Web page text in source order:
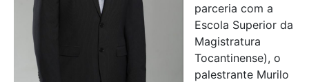
parceria com a
Escola Superior da
Magistratura
Tocantinense), o
palestrante Murilo